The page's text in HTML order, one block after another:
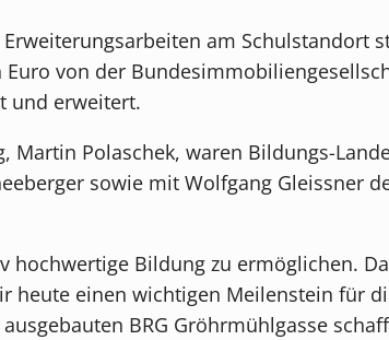
am Schulstandort
von der
und erweitert.
Polaschek, waren Bildungs-
sowie mit Wolfgang Gleissner
Bildung zu ermöglichen.
einen wichtigen Meilenstein für
BRG Gröhrmühlgasse